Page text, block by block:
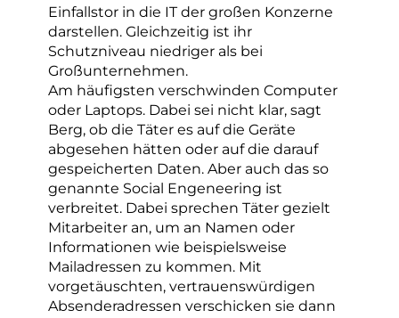
Einfallstor in die IT der großen Konzerne
darstellen. Gleichzeitig ist ihr
Schutzniveau niedriger als bei
Großunternehmen.
Am häufigsten verschwinden Computer
oder Laptops. Dabei sei nicht klar, sagt
Berg, ob die Täter es auf die Geräte
abgesehen hätten oder auf die darauf
gespeicherten Daten. Aber auch das so
genannte Social Engeneering ist
verbreitet. Dabei sprechen Täter gezielt
Mitarbeiter an, um an Namen oder
Informationen wie beispielsweise
Mailadressen zu kommen. Mit
vorgetäuschten, vertrauenswürdigen
Absenderadressen verschicken sie dann